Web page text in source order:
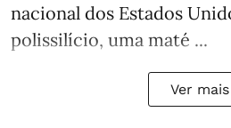
nacional dos Estados
polissilício, uma maté ...
Ver mais